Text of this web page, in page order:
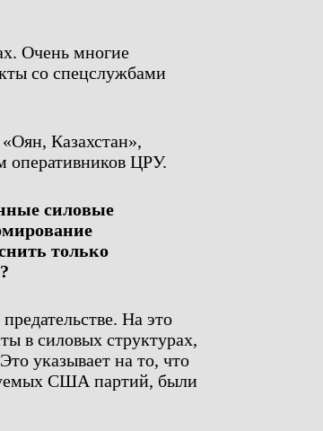
Очень многие
со спецслужбами
Казахстан»,
оперативников ЦРУ.
силовые
только
На это
в силовых структурах,
указывает на то, что
США партий, были